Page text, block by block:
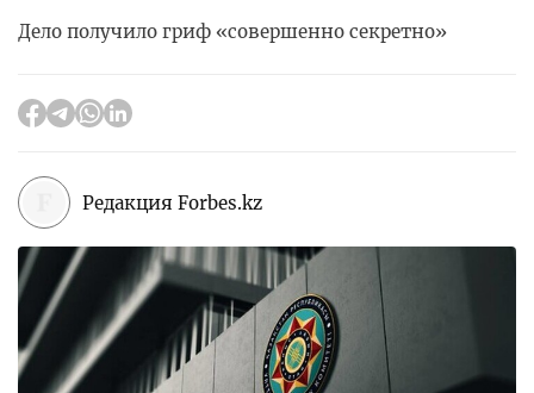
Дело получило гриф «совершенно секретно»
Редакция Forbes.kz